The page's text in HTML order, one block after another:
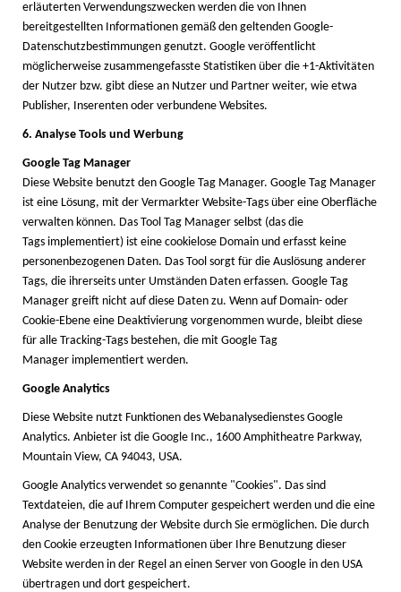
erläuterten Verwendungszwecken werden die von Ihnen
bereitgestellten Informationen gemäß den geltenden Google-
Datenschutzbestimmungen genutzt. Google veröffentlicht
möglicherweise zusammengefasste Statistiken über die +1-Aktivitäten
der Nutzer bzw. gibt diese an Nutzer und Partner weiter, wie etwa
Publisher, Inserenten oder verbundene Websites.
6. Analyse Tools und Werbung
Google Tag Manager
Diese Website benutzt den Google Tag Manager. Google Tag Manager
ist eine Lösung, mit der Vermarkter Website-Tags über eine Oberfläche
verwalten können. Das Tool Tag Manager selbst (das die
Tags implementiert) ist eine cookielose Domain und erfasst keine
personenbezogenen Daten. Das Tool sorgt für die Auslösung anderer
Tags, die ihrerseits unter Umständen Daten erfassen. Google Tag
Manager greift nicht auf diese Daten zu. Wenn auf Domain- oder
Cookie-Ebene eine Deaktivierung vorgenommen wurde, bleibt diese
für alle Tracking-Tags bestehen, die mit Google Tag
Manager implementiert werden.
Google Analytics
Diese Website nutzt Funktionen des Webanalysedienstes Google
Analytics. Anbieter ist die Google Inc., 1600 Amphitheatre Parkway,
Mountain View, CA 94043, USA.
Google Analytics verwendet so genannte "Cookies". Das sind
Textdateien, die auf Ihrem Computer gespeichert werden und die eine
Analyse der Benutzung der Website durch Sie ermöglichen. Die durch
den Cookie erzeugten Informationen über Ihre Benutzung dieser
Website werden in der Regel an einen Server von Google in den USA
übertragen und dort gespeichert.